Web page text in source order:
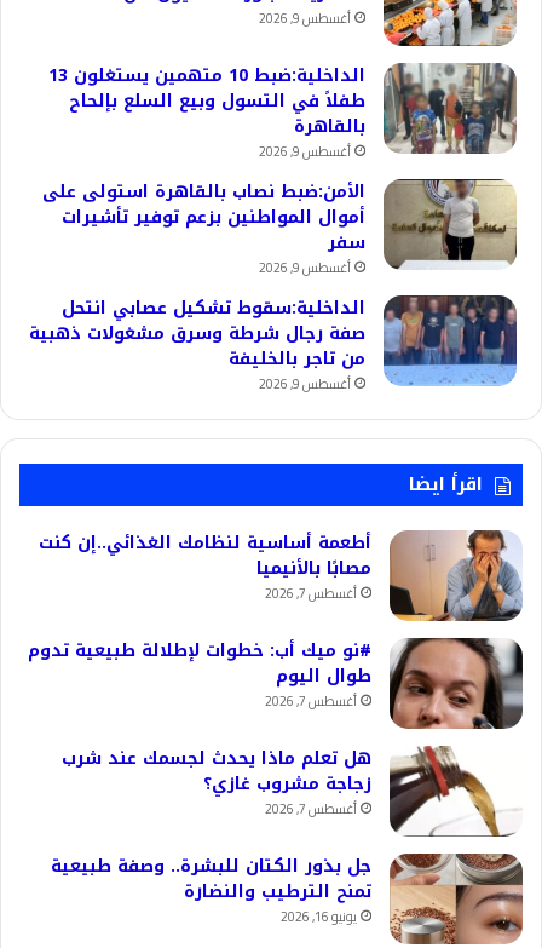
أغسطس 9, 2026
الداخلية:ضبط 10 متهمين يستغلون 13
طفلاً في التسول وبيع السلع بإلحاح
بالقاهرة
أغسطس 9, 2026
الأمن:ضبط نصاب بالقاهرة استولى على
أموال المواطنين بزعم توفير تأشيرات
سفر
أغسطس 9, 2026
الداخلية:سقوط تشكيل عصابي انتحل
صفة رجال شرطة وسرق مشغولات ذهبية
من تاجر بالخليفة
أغسطس 9, 2026
اقرأ ايضا
أطعمة أساسية لنظامك الغذائي..إن كنت
مصابًا بالأنيميا
أغسطس 7, 2026
#نو ميك أب: خطوات لإطلالة طبيعية تدوم
طوال اليوم
أغسطس 7, 2026
هل تعلم ماذا يحدث لجسمك عند شرب
زجاجة مشروب غازي؟
أغسطس 7, 2026
جل بذور الكتان للبشرة.. وصفة طبيعية
تمنح الترطيب والنضارة
يونيو 16, 2026